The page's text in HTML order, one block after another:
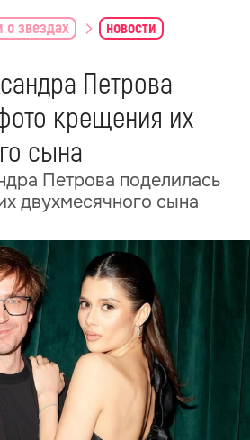
о звездах новости
Петрова
крещения их
сына
Петрова поделилась
двухмесячного сына